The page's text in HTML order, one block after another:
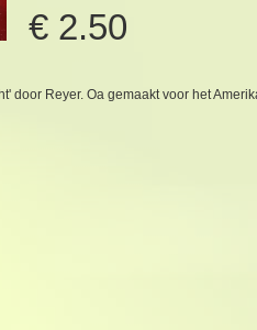
€ 2.50
door Reyer. Oa gemaakt voor het